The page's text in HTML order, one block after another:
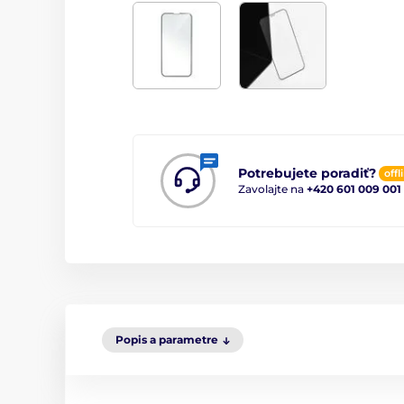
Potrebujete poradiť?
Zavolajte na +420 601 009 001
Popis a parametre